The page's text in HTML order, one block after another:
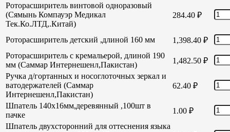
Роторасширитель винтовой одноразовый
(Сямынь Компауэр Медикал
Тек.Ко.ЛТД,.Китай)
284.40 ₽
Роторасширитель детский ,длиной 160 мм 1,398.40 ₽
Роторасширитель с кремальерой, длиной 190
мм (Саммар Интернешенл,Пакистан)
1,482.50 ₽
Ручка д/гортанных и носоглоточных зеркал и
ватодержателей (Саммар
Интернешенл,Пакистан)
62.40 ₽
Шпатель 140х16мм,деревянный ,100шт в
пачке
1.00 ₽
Шпатель двухсторонний для оттеснения языка